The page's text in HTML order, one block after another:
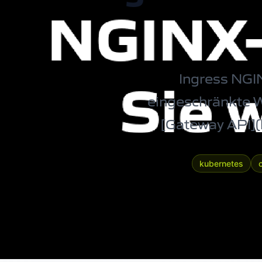
Ingress
eingeschränkte
[Gateway API](
kubernetes